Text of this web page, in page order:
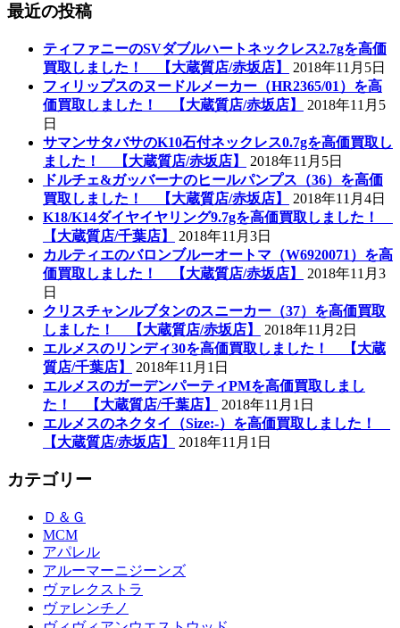
最近の投稿
ティファニーのSVダブルハートネックレス2.7gを高価
買取しました！ 【大蔵質店/赤坂店】
2018年11月5日
フィリップスのヌードルメーカー（HR2365/01）を高
価買取しました！ 【大蔵質店/赤坂店】
2018年11月5
日
サマンサタバサのK10石付ネックレス0.7gを高価買取し
ました！ 【大蔵質店/赤坂店】
2018年11月5日
ドルチェ&ガッバーナのヒールパンプス（36）を高価
買取しました！ 【大蔵質店/赤坂店】
2018年11月4日
K18/K14ダイヤイヤリング9.7gを高価買取しました！
【大蔵質店/千葉店】
2018年11月3日
カルティエのバロンブルーオートマ（W6920071）を高
価買取しました！ 【大蔵質店/赤坂店】
2018年11月3
日
クリスチャンルブタンのスニーカー（37）を高価買取
しました！ 【大蔵質店/赤坂店】
2018年11月2日
エルメスのリンディ30を高価買取しました！ 【大蔵
質店/千葉店】
2018年11月1日
エルメスのガーデンパーティPMを高価買取しまし
た！ 【大蔵質店/千葉店】
2018年11月1日
エルメスのネクタイ（Size:-）を高価買取しました！
【大蔵質店/赤坂店】
2018年11月1日
カテゴリー
Ｄ＆Ｇ
MCM
アパレル
アルーマーニジーンズ
ヴァレクストラ
ヴァレンチノ